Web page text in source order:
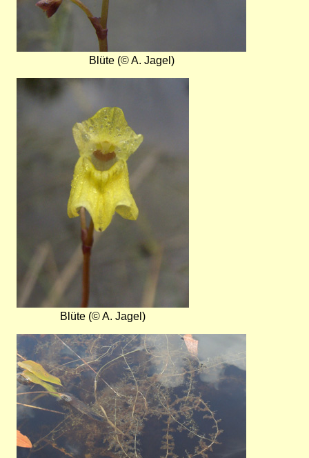
Blüte (© A. Jagel)
Blüte (© A. Jagel)
Bild